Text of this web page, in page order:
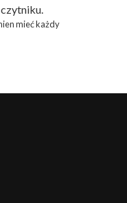
mieć każdy